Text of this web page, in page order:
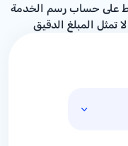
على حساب رسم الخدمة
تمثل المبلغ الدقيق